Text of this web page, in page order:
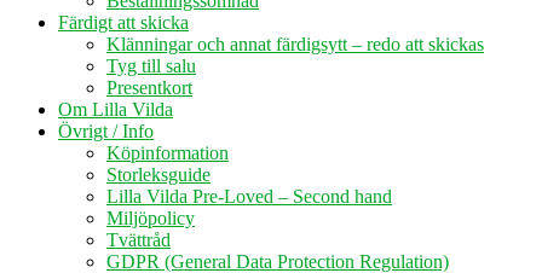
Färdigt att skicka
Klänningar och annat färdigsytt – redo att skickas
Tyg till salu
Presentkort
Om Lilla Vilda
Övrigt / Info
Köpinformation
Storleksguide
Lilla Vilda Pre-Loved – Second hand
Miljöpolicy
Tvättråd
GDPR (General Data Protection Regulation)